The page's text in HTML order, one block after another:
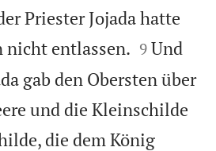
Priester Jojada hatte
entlassen. 

9 Und
gab den Obersten über
und die Kleinschilde
die dem König